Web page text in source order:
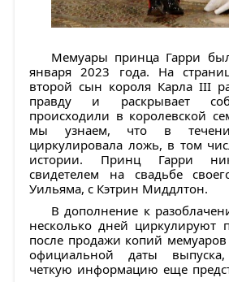
Мемуары принца Гарри
января 2023 года. На
второй сын короля Карла III
правду и раскрывает
происходили в королевской
мы узнаем, что в
циркулировала ложь, в том
истории. Принц Гарри
свидетелем на свадьбе
Уильяма, с Кэтрин Миддлтон.
В дополнение к
несколько дней циркулируют
после продажи копий
официальной даты
четкую информацию еще